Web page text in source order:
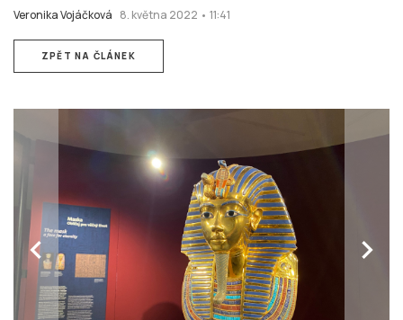
Veronika Vojáčková 8. května 2022 • 11:41
ZPĚT NA ČLÁNEK
chevron_left chevron_right